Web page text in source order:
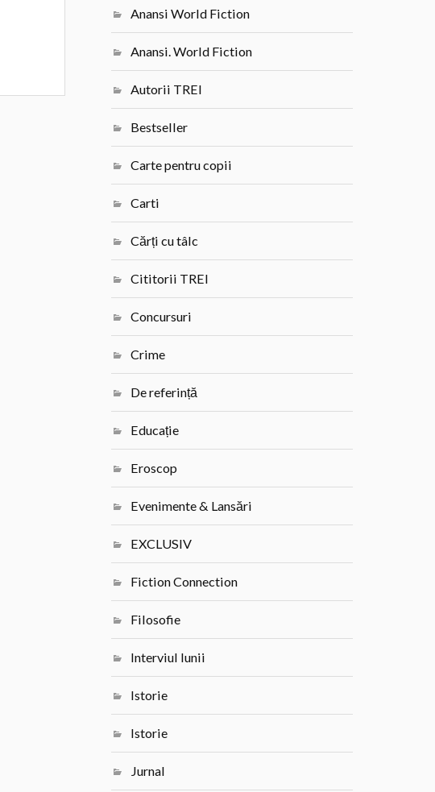
Anansi World Fiction
Anansi. World Fiction
Autorii TREI
Bestseller
Carte pentru copii
Carti
Cărți cu tâlc
Cititorii TREI
Concursuri
Crime
De referință
Educație
Eroscop
Evenimente & Lansări
EXCLUSIV
Fiction Connection
Filosofie
Interviul lunii
Istorie
Istorie
Jurnal